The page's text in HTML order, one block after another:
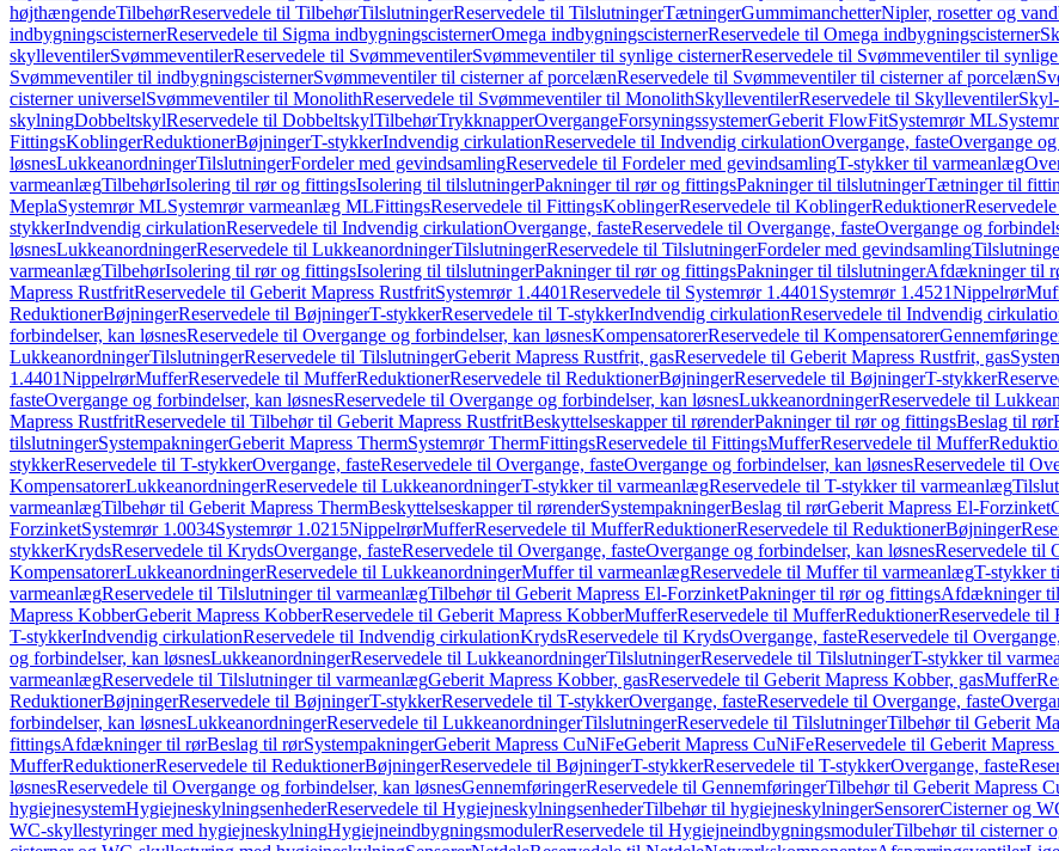
højthængendeTilbehørReservedele til TilbehørTilslutningerReservedele til TilslutningerTætningerGummimanchetterNipler, rosetter og
indbygningscisternerReservedele til Sigma indbygningscisternerOmega indbygningscisternerReservedele til Omega indbygningscisterner
skylleventilerSvømmeventilerReservedele til SvømmeventilerSvømmeventiler til synlige cisternerReservedele til Svømmeventiler til
Svømmeventiler til indbygningscisternerSvømmeventiler til cisterner af porcelænReservedele til Svømmeventiler til cisterner af porcelæn
cisterner universelSvømmeventiler til MonolithReservedele til Svømmeventiler til MonolithSkylleventilerReservedele til Skylleventiler
skylningDobbeltskylReservedele til DobbeltskylTilbehørTrykknapperOvergangeForsyningssystemerGeberit FlowFitSystemrør ML
FittingsKoblingerReduktionerBøjningerT-stykkerIndvendig cirkulationReservedele til Indvendig cirkulationOvergange, fasteOvergange
løsnesLukkeanordningerTilslutningerFordeler med gevindsamlingReservedele til Fordeler med gevindsamlingT-stykker til varmeanlæg
varmeanlægTilbehørIsolering til rør og fittingsIsolering til tilslutningerPakninger til rør og fittingsPakninger til tilslutningerTætninger til
MeplaSystemrør MLSystemrør varmeanlæg MLFittingsReservedele til FittingsKoblingerReservedele til KoblingerReduktioner
stykkerIndvendig cirkulationReservedele til Indvendig cirkulationOvergange, fasteReservedele til Overgange, fasteOvergange og
løsnesLukkeanordningerReservedele til LukkeanordningerTilslutningerReservedele til TilslutningerFordeler med gevindsamling
varmeanlægTilbehørIsolering til rør og fittingsIsolering til tilslutningerPakninger til rør og fittingsPakninger til tilslutningerAfdækninger til
Mapress RustfritReservedele til Geberit Mapress RustfritSystemrør 1.4401Reservedele til Systemrør 1.4401 Systemrør 1.4521Nippelrør
ReduktionerBøjningerReservedele til BøjningerT-stykkerReservedele til T-stykkerIndvendig cirkulationReservedele til Indvendig
forbindelser, kan løsnesReservedele til Overgange og forbindelser, kan løsnesKompensatorerReservedele til Kompensatorer
LukkeanordningerTilslutningerReservedele til TilslutningerGeberit Mapress Rustfrit, gasReservedele til Geberit Mapress Rustfrit, gas
1.4401NippelrørMufferReservedele til MufferReduktionerReservedele til ReduktionerBøjningerReservedele til BøjningerT-stykker
fasteOvergange og forbindelser, kan løsnesReservedele til Overgange og forbindelser, kan løsnesLukkeanordningerReservedele til
Mapress RustfritReservedele til Tilbehør til Geberit Mapress RustfritBeskyttelseskapper til rørenderPakninger til rør og fittingsBeslag til rør
tilslutningerSystempakningerGeberit Mapress ThermSystemrør ThermFittingsReservedele til FittingsMufferReservedele til Muffer
stykkerReservedele til T-stykkerOvergange, fasteReservedele til Overgange, fasteOvergange og forbindelser, kan løsnesReservedele til
KompensatorerLukkeanordningerReservedele til LukkeanordningerT-stykker til varmeanlægReservedele til T-stykker til varmeanlæg
varmeanlægTilbehør til Geberit Mapress ThermBeskyttelseskapper til rørenderSystempakningerBeslag til rørGeberit Mapress El-Forzinket
ForzinketSystemrør 1.0034Systemrør 1.0215NippelrørMufferReservedele til MufferReduktionerReservedele til ReduktionerBøjninger
stykkerKrydsReservedele til KrydsOvergange, fasteReservedele til Overgange, fasteOvergange og forbindelser, kan løsnesReservedele til
KompensatorerLukkeanordningerReservedele til LukkeanordningerMuffer til varmeanlægReservedele til Muffer til varmeanlægT-stykker
varmeanlægReservedele til Tilslutninger til varmeanlægTilbehør til Geberit Mapress El-ForzinketPakninger til rør og fittingsAfdækninger
Mapress KobberGeberit Mapress KobberReservedele til Geberit Mapress KobberMufferReservedele til MufferReduktionerReservedele til
T-stykkerIndvendig cirkulationReservedele til Indvendig cirkulationKrydsReservedele til KrydsOvergange, fasteReservedele til
og forbindelser, kan løsnesLukkeanordningerReservedele til LukkeanordningerTilslutningerReservedele til TilslutningerT-stykker til
varmeanlægReservedele til Tilslutninger til varmeanlægGeberit Mapress Kobber, gasReservedele til Geberit Mapress Kobber, gasMuffer
ReduktionerBøjningerReservedele til BøjningerT-stykkerReservedele til T-stykkerOvergange, fasteReservedele til Overgange, faste
forbindelser, kan løsnesLukkeanordningerReservedele til LukkeanordningerTilslutningerReservedele til TilslutningerTilbehør til Geberit
fittingsAfdækninger til rørBeslag til rørSystempakningerGeberit Mapress CuNiFeGeberit Mapress CuNiFeReservedele til Geberit
MufferReduktionerReservedele til ReduktionerBøjningerReservedele til BøjningerT-stykkerReservedele til T-stykkerOvergange, faste
løsnesReservedele til Overgange og forbindelser, kan løsnesGennemføringerReservedele til GennemføringerTilbehør til Geberit Mapress
hygiejnesystemHygiejneskylningsenhederReservedele til HygiejneskylningsenhederTilbehør til hygiejneskylningerSensorerCisterner og
WC-skyllestyringer med hygiejneskylningHygiejneindbygningsmodulerReservedele til HygiejneindbygningsmodulerTilbehør til cisterner